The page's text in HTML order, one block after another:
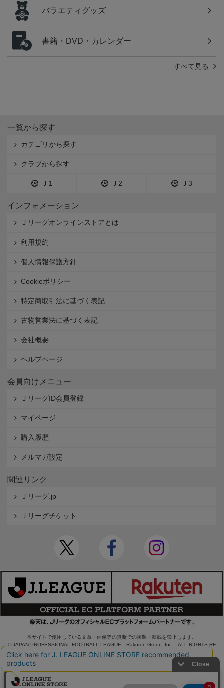
バラエティグッズ
書籍・DVD・カレンダー
すべて見る
一覧から探す
カテゴリから探す
クラブから探す
Ｊ1 Ｊ2 Ｊ3
インフォメーション
Ｊリーグオンラインストアとは
利用規約
個人情報保護方針
Cookieポリシー
特定商取引法に基づく表記
古物営業法に基づく表記
会社概要
ヘルプページ
会員向けメニュー
ＪリーグID会員登録
マイページ
購入履歴
メルマガ設定
関連リンク
Ｊリーグ.jp
Ｊリーグチケット
本サイトで使用している文章・画像等の無断での複製・転載を禁止します。
© JAPAN PROFESSIONAL FOOTBALL LEAGUE Rakuten Group, Inc. ALL RIGHTS RE
SERVED.